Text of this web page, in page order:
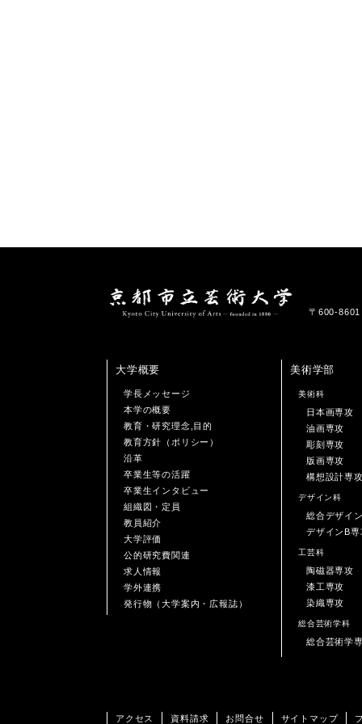
〒600-
大学概要
学長メッセージ
本学の概要
教育・研究理念,目的
教育方針（ポリシー）
沿革
卒業生等の活躍
卒業生インタビュー
組織図・定員
教員紹介
大学評価
公的研究費関連
求人情報
学外連携
発行物（大学案内・広報誌）
美術学部
美術科
日本画専攻
油画専攻
彫刻専攻
版画専攻
構想設計専
デザイン科
総合デザイ
デザインB専
工芸科
陶磁器専攻
漆工専攻
染織専攻
総合芸術学科
総合芸術学
アクセス 資料請求 お問合せ サイトマップ